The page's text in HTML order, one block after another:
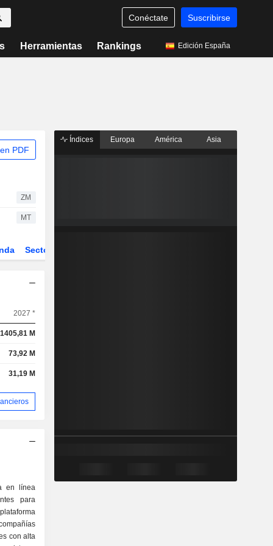
Conéctate Suscribirse
Herramientas Rankings Edición España
PDF
ZM
MT
Sector
2027 *
1405,81 M
73,92 M
31,19 M
en línea
para
con alta
Índices Europa América Asia